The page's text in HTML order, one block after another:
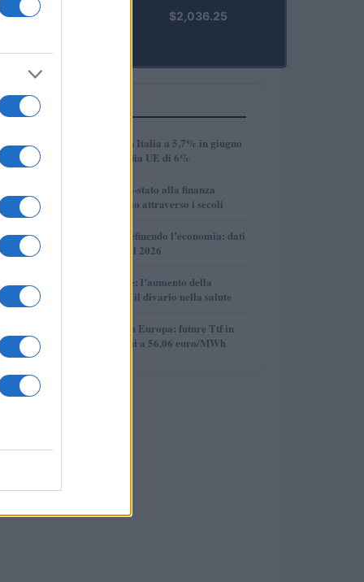
PRIME)
$2,036.25
PIÙ LETTI
1
Disoccupazione in Italia a 5,7% in giugno
2026, sotto la media UE di 6%
2
Dalle antiche città-stato alla finanza
globale: un viaggio attraverso i secoli
3
Come l’IA sta ridefinendo l’economia: dati
e prospettive per il 2026
4
Longevità globale: l’aumento della
speranza di vita e il divario nella salute
5
Mercato del gas in Europa: future Ttf in
discesa, quotazioni a 56,06 euro/MWh